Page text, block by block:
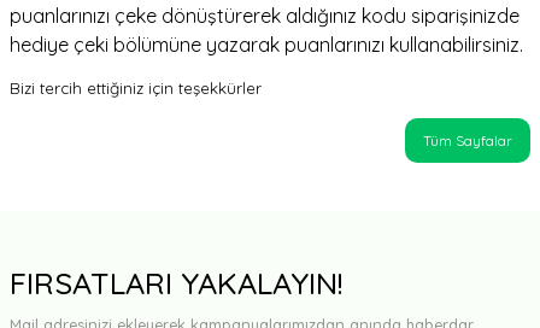
puanlarınızı çeke dönüştürerek aldığınız kodu siparişinizde
hediye çeki bölümüne yazarak puanlarınızı kullanabilirsiniz.
Bizi tercih ettiğiniz için teşekkürler
Tüm Sayfalar
FIRSATLARI YAKALAYIN!